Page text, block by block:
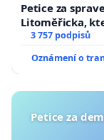
Petice za
Litoměřicka,
a umírání
3 757 podpisů
Oznámení o
Petice za